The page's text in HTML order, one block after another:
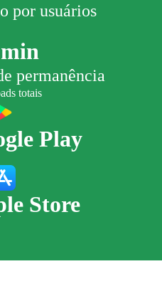
por usuários
permanência
totais
Play
Store